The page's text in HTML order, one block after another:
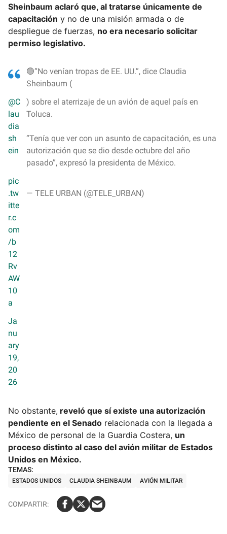
Sheinbaum aclaró que, al tratarse únicamente de
capacitación y no de una misión armada o de
despliegue de fuerzas, no era necesario solicitar
permiso legislativo.
🟢“No venían tropas de EE. UU.”, dice Claudia
Sheinbaum (
@C
lau
dia
sh
ein
) sobre el aterrizaje de un avión de aquel país en
Toluca.
“Tenía que ver con un asunto de capacitación, es una
autorización que se dio desde octubre del año
pasado”, expresó la presidenta de México.
pic
.tw
itte
r.c
om
/b
12
Rv
AW
10
a
— TELE URBAN (@TELE_URBAN)
Ja
nu
ary
19,
20
26
No obstante, reveló que sí existe una autorización
pendiente en el Senado relacionada con la llegada a
México de personal de la Guardia Costera, un
proceso distinto al caso del avión militar de Estados
Unidos en México.
ESTADOS UNIDOS CLAUDIA SHEINBAUM AVIÓN MILITAR